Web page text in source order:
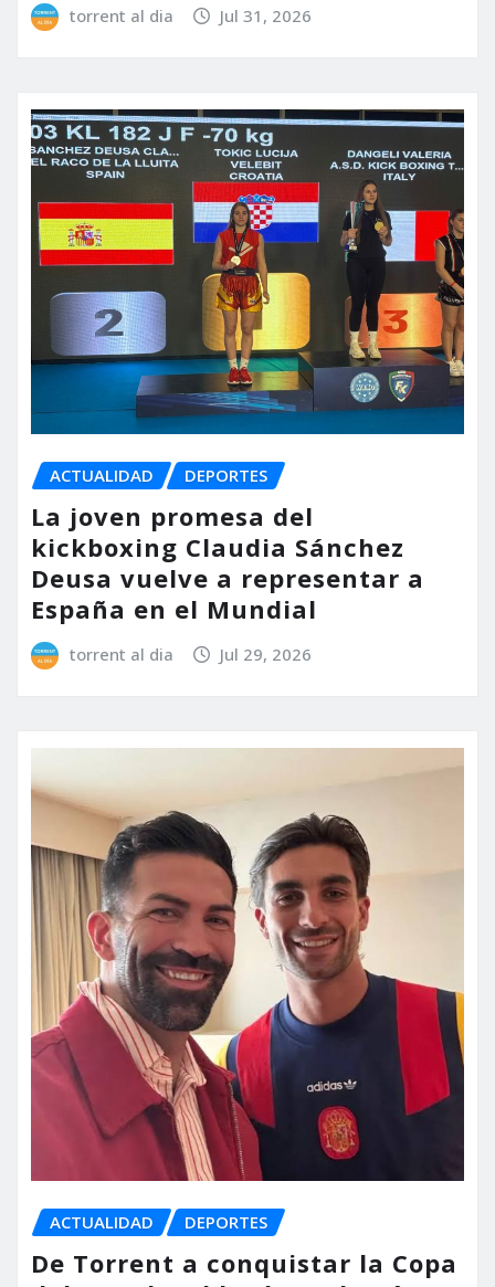
torrent al dia Jul 31, 2026
ACTUALIDAD DEPORTES
La joven promesa del
kickboxing Claudia Sánchez
Deusa vuelve a representar a
España en el Mundial
torrent al dia Jul 29, 2026
ACTUALIDAD DEPORTES
De Torrent a conquistar la Copa